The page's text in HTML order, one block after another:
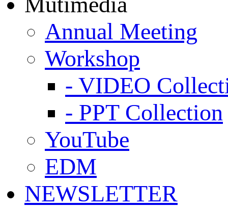
Annual Meeting
Workshop
- VIDEO
- PPT Collection
YouTube
EDM
NEWSLETTER